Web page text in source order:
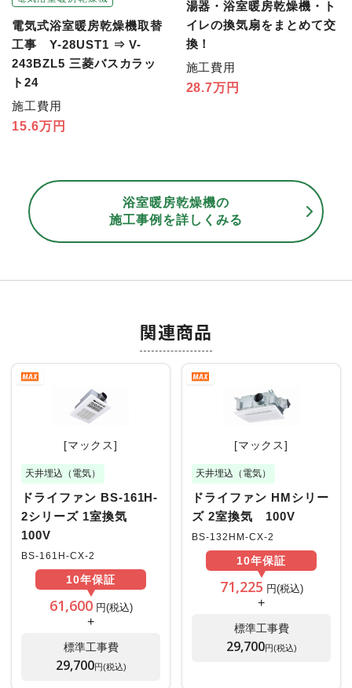
電気式浴室暖房乾燥機取替
工事 Y-28UST1 ⇒ V-
243BZL5 三菱バスカラッ
ト24
施工費用
15.6万円
湯器・浴室暖房乾燥機・ト
イレの換気扇をまとめて交
換！
施工費用
28.7万円
浴室暖房乾燥機の
施工事例を詳しくみる
関連商品
[マックス]
天井埋込（電気）
ドライファン BS-161H-
2シリーズ 1室換気
100V
BS-161H-CX-2
10年保証
61,600円(税込)
+
標準工事費
29,700円(税込)
[マックス]
天井埋込（電気）
ドライファン HMシリー
ズ 2室換気 100V
BS-132HM-CX-2
10年保証
71,225 円(税込)
+
標準工事費
29,700円(税込)